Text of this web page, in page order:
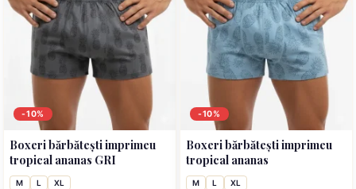
-10%
Boxeri bărbătești imprimeu
tropical ananas GRI
M L XL
-10%
Boxeri bărbătești imprimeu
tropical ananas
M L XL